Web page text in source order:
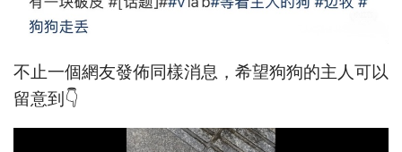
不止一個網友發佈同樣消息，希望狗狗的主人可以
留意到👇